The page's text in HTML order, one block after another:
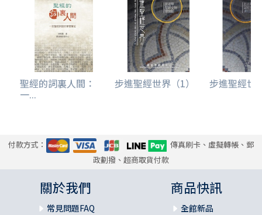
聖經的詞裏人間：
一...
步進聖經世界（1） 步進聖經世
付款方式：
傳真刷卡、虛擬轉帳、郵
政劃撥、超商取貨付款
關於我們
常見問題FAQ
商品快訊
全館新品